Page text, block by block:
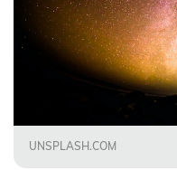
UNSPLASH.COM